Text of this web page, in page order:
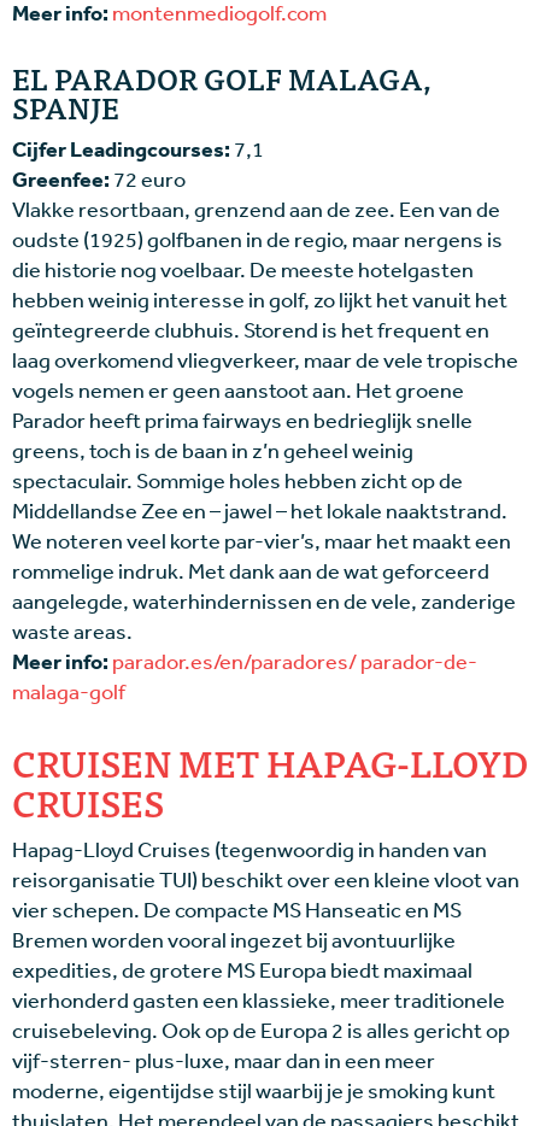
Meer info: montenmediogolf.com
EL PARADOR GOLF MALAGA,
SPANJE
Cijfer Leadingcourses: 7,1
Greenfee: 72 euro
Vlakke resortbaan, grenzend aan de zee. Een van de
oudste (1925) golfbanen in de regio, maar nergens is
die historie nog voelbaar. De meeste hotelgasten
hebben weinig interesse in golf, zo lijkt het vanuit het
geïntegreerde clubhuis. Storend is het frequent en
laag overkomend vliegverkeer, maar de vele tropische
vogels nemen er geen aanstoot aan. Het groene
Parador heeft prima fairways en bedrieglijk snelle
greens, toch is de baan in z’n geheel weinig
spectaculair. Sommige holes hebben zicht op de
Middellandse Zee en – jawel – het lokale naaktstrand.
We noteren veel korte par-vier’s, maar het maakt een
rommelige indruk. Met dank aan de wat geforceerd
aangelegde, waterhindernissen en de vele, zanderige
waste areas.
Meer info: parador.es/en/paradores/ parador-de-
malaga-golf
CRUISEN MET HAPAG-LLOYD
CRUISES
Hapag-Lloyd Cruises (tegenwoordig in handen van
reisorganisatie TUI) beschikt over een kleine vloot van
vier schepen. De compacte MS Hanseatic en MS
Bremen worden vooral ingezet bij avontuurlijke
expedities, de grotere MS Europa biedt maximaal
vierhonderd gasten een klassieke, meer traditionele
cruisebeleving. Ook op de Europa 2 is alles gericht op
vijf-sterren- plus-luxe, maar dan in een meer
moderne, eigentijdse stijl waarbij je je smoking kunt
thuislaten. Het merendeel van de passagiers beschikt